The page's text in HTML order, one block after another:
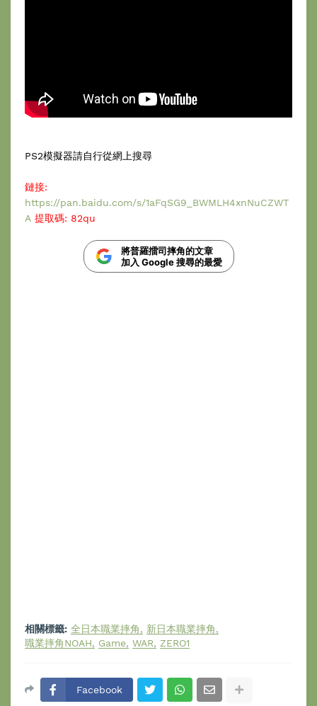
PS2模擬器請自行從網上搜尋
鏈接:
https://pan.baidu.com/s/1aFqSG9_BWMLH4xnNuCZWT
A 提取碼: 82qu
將普羅擂司摔角的文章
加入 Google 搜尋的最愛
相關標籤: 全日本職業摔角
新日本職業摔角
職業摔角NOAH
Game WAR ZERO1
Facebook